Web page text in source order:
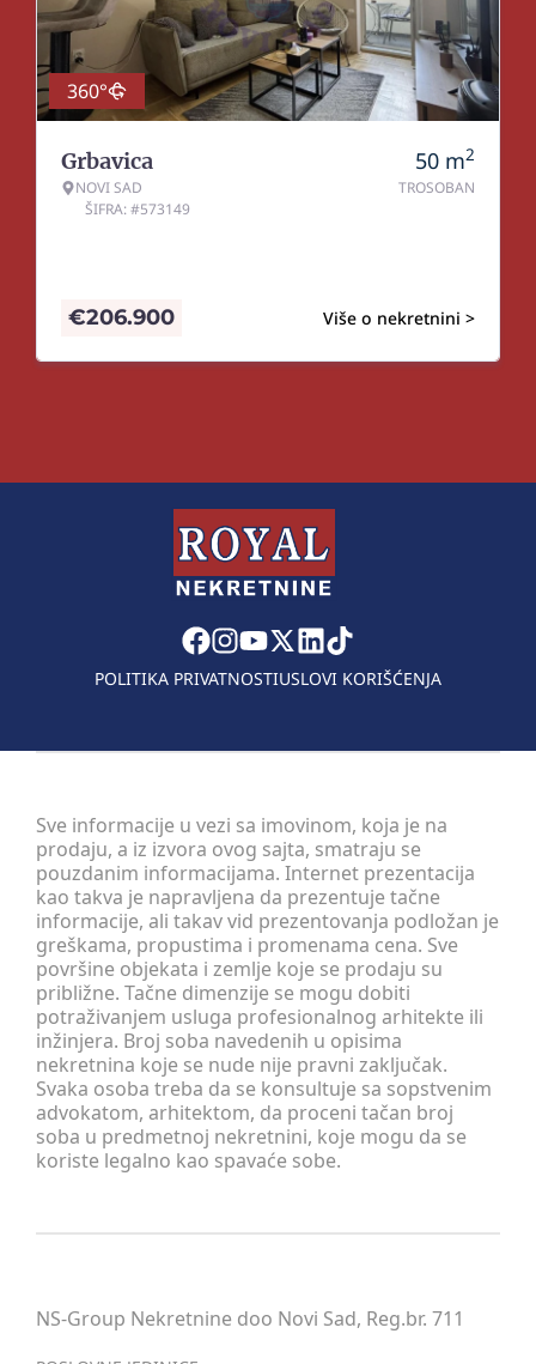
360°
Grbavica
NOVI SAD
ŠIFRA: #573149
50 m2
TROSOBAN
Više o nekretnini >
€206.900
POLITIKA PRIVATNOSTIUSLOVI KORIŠĆENJA
Sve informacije u vezi sa imovinom, koja je na
prodaju, a iz izvora ovog sajta, smatraju se
pouzdanim informacijama. Internet prezentacija
kao takva je napravljena da prezentuje tačne
informacije, ali takav vid prezentovanja podložan je
greškama, propustima i promenama cena. Sve
površine objekata i zemlje koje se prodaju su
približne. Tačne dimenzije se mogu dobiti
potraživanjem usluga profesionalnog arhitekte ili
inžinjera. Broj soba navedenih u opisima
nekretnina koje se nude nije pravni zaključak.
Svaka osoba treba da se konsultuje sa sopstvenim
advokatom, arhitektom, da proceni tačan broj
soba u predmetnoj nekretnini, koje mogu da se
koriste legalno kao spavaće sobe.
NS-Group Nekretnine doo Novi Sad, Reg.br. 711